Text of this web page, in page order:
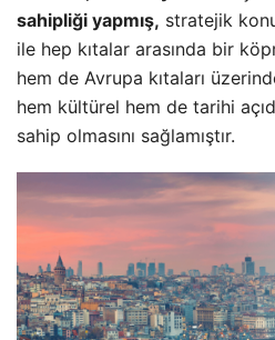
sahipliği yapmış, stratejik
ile hep kıtalar arasında bir
hem de Avrupa kıtaları
hem kültürel hem de tarihi
sahip olmasını sağlamıştır.